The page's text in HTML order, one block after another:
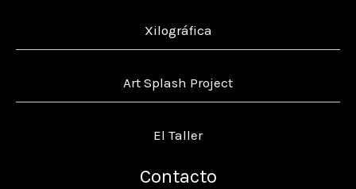
Xilográfica
Art Splash Project
El Taller
Contacto